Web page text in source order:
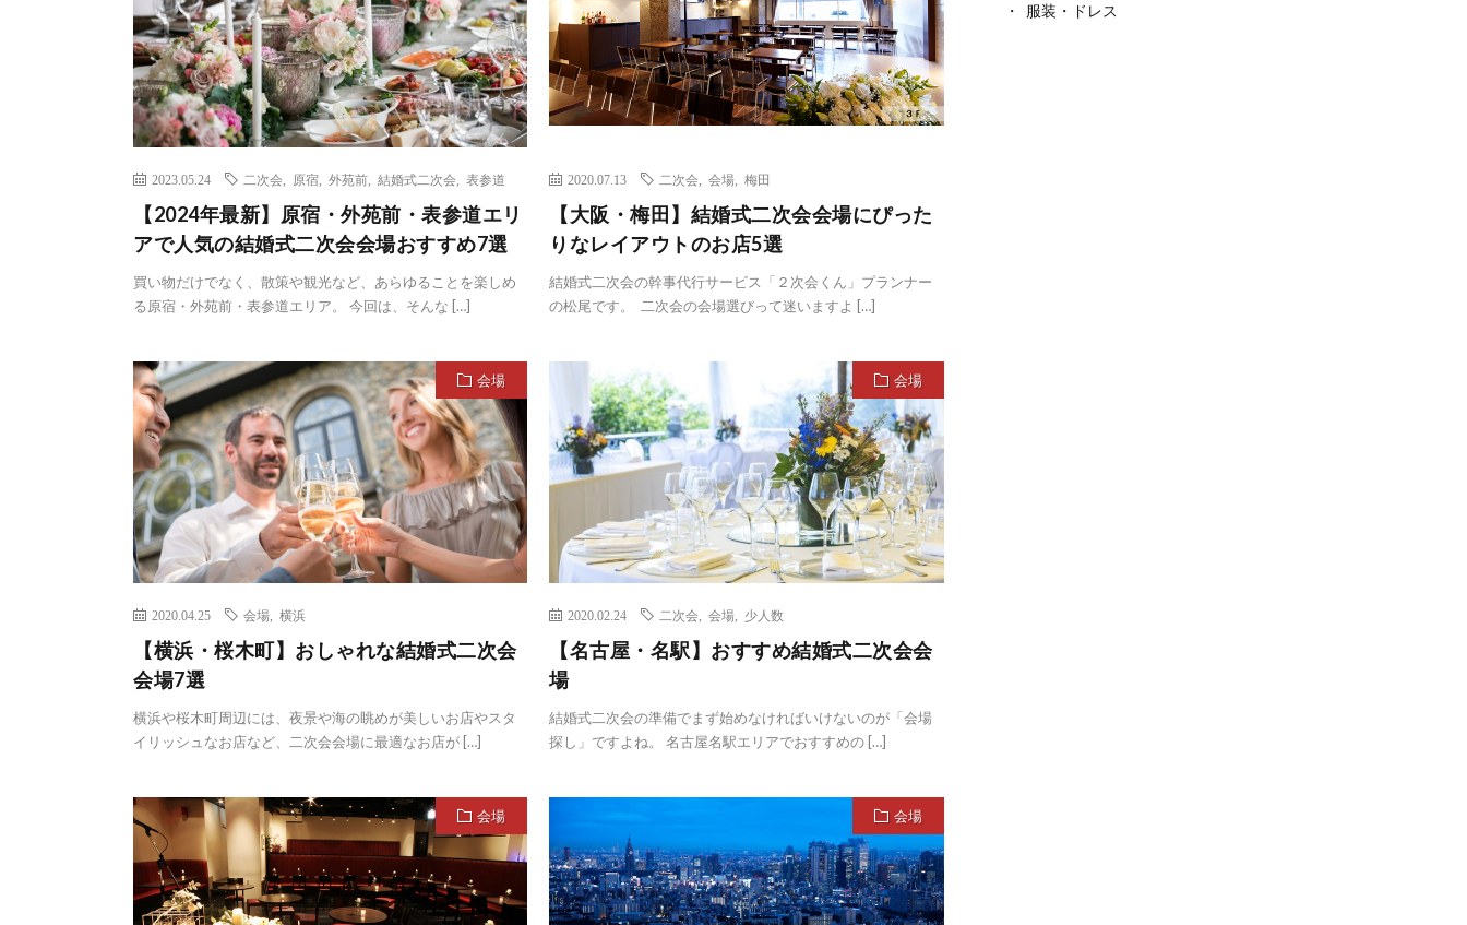
2023.05.24 二次会 原宿 外苑前 結婚式二次会 表参道
【2024年最新】原宿・外苑前・表参道エリ
アで人気の結婚式二次会会場おすすめ7選
買い物だけでなく、散策や観光など、あらゆることを楽しめ
る原宿・外苑前・表参道エリア。 今回は、そんな […]
2020.07.13 二次会 ,会場 ,梅田
【大阪・梅田】結婚式二次会会場にぴった
りなレイアウトのお店5選
結婚式二次会の幹事代行サービス「２次会くん」プランナー
の松尾です。 二次会の会場選びって迷いますよ […]
会場
2020.04.25 会場 横浜
【横浜・桜木町】おしゃれな結婚式二次会
会場7選
横浜や桜木町周辺には、夜景や海の眺めが美しいお店やスタ
イリッシュなお店など、二次会会場に最適なお店が […]
会場
2020.02.24 二次会 ,会場 少人数
【名古屋・名駅】おすすめ結婚式二次会会
場
結婚式二次会の準備でまず始めなければいけないのが「会場
探し」ですよね。 名古屋名駅エリアでおすすめの […]
会場 会場
服装・ドレス